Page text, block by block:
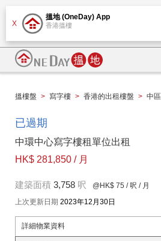
X
搵地 (OneDay) App
香港搵樓
搵樓盤 > 寫字樓 > 香港的出租樓盤 > 中區
已過期
中環中心寫字樓租單位出租
HK$ 281,850 / 月
建築面積 3,758 呎 @HK$ 75 / 呎 / 月
上次更新日期 2023年12月30日
詳細物業資料